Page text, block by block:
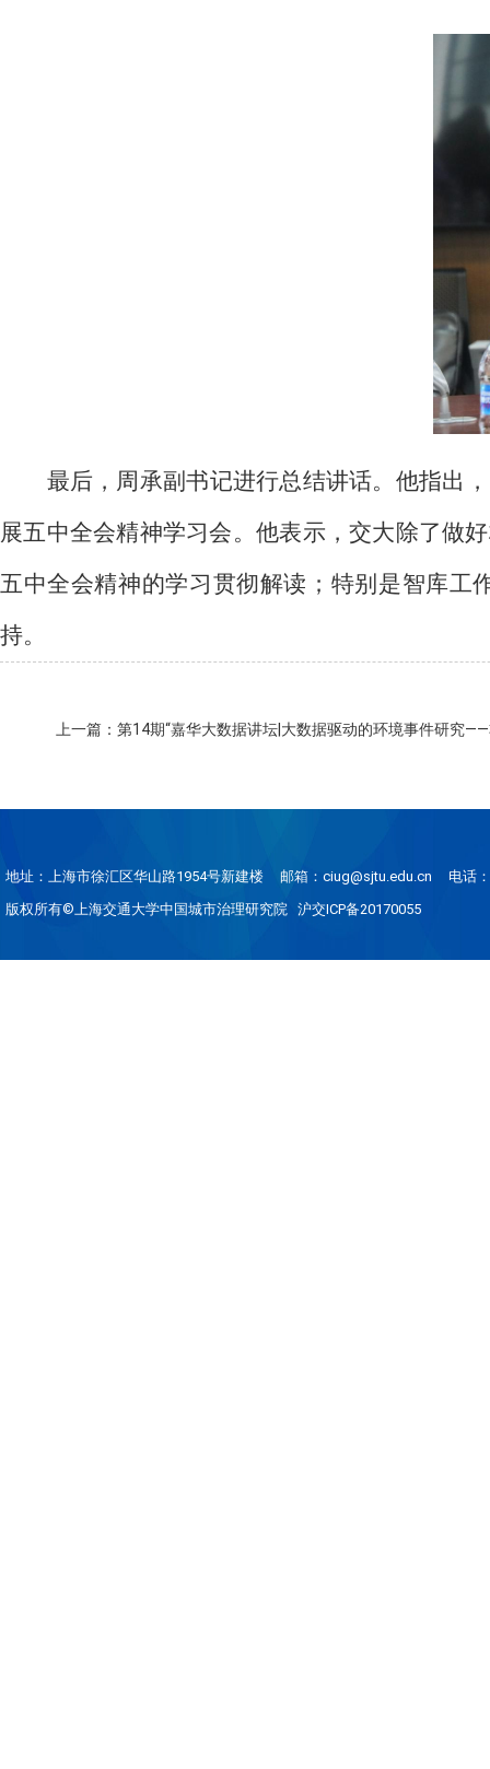
最后，周承副书记进行总结讲话。他指出
展五中全会精神学习会。他表示，交大除了做
五中全会精神的学习贯彻解读；特别是智库工
持。
上一篇：第14期“嘉华大数据讲坛|大数据驱动的环境事件研究
地址：上海市徐汇区华山路1954号新建楼 邮箱：ciug@sjtu.edu.cn 电话
版权所有©上海交通大学中国城市治理研究院 沪交ICP备20170055